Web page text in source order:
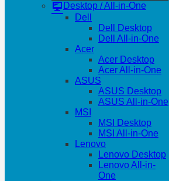
Desktop / All-in-One
Dell
Dell Desktop
Dell All-in-One
Acer
Acer Desktop
Acer All-in-One
ASUS
ASUS Desktop
ASUS All-in-One
MSI
MSI Desktop
MSI All-in-One
Lenovo
Lenovo Desktop
Lenovo All-in-
One